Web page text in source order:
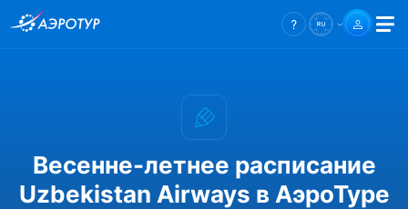
Весенне-летнее расписание
Uzbekistan Airways в АэроТуре